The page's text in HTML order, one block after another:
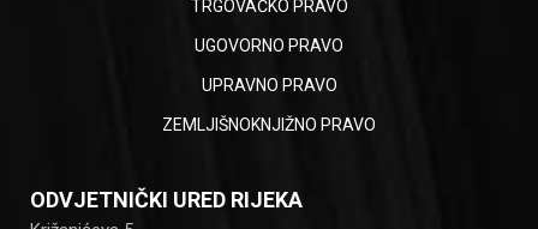
TRGOVAČKO PRAVO
UGOVORNO PRAVO
UPRAVNO PRAVO
ZEMLJIŠNOKNJIŽNO PRAVO
ODVJETNIČKI URED RIJEKA